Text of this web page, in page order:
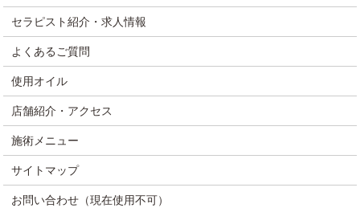
セラピスト紹介・求人情報
よくあるご質問
使用オイル
店舗紹介・アクセス
施術メニュー
サイトマップ
お問い合わせ（現在使用不可）